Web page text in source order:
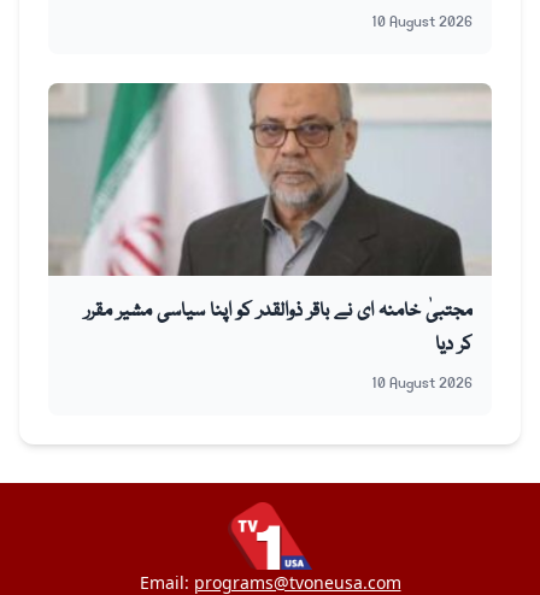
10 August 2026
مجتبیٰ خامنہ ای نے باقر ذوالقدر کو اپنا سیاسی مشیر مقرر
کر دیا
10 August 2026
Email: programs@tvoneusa.com